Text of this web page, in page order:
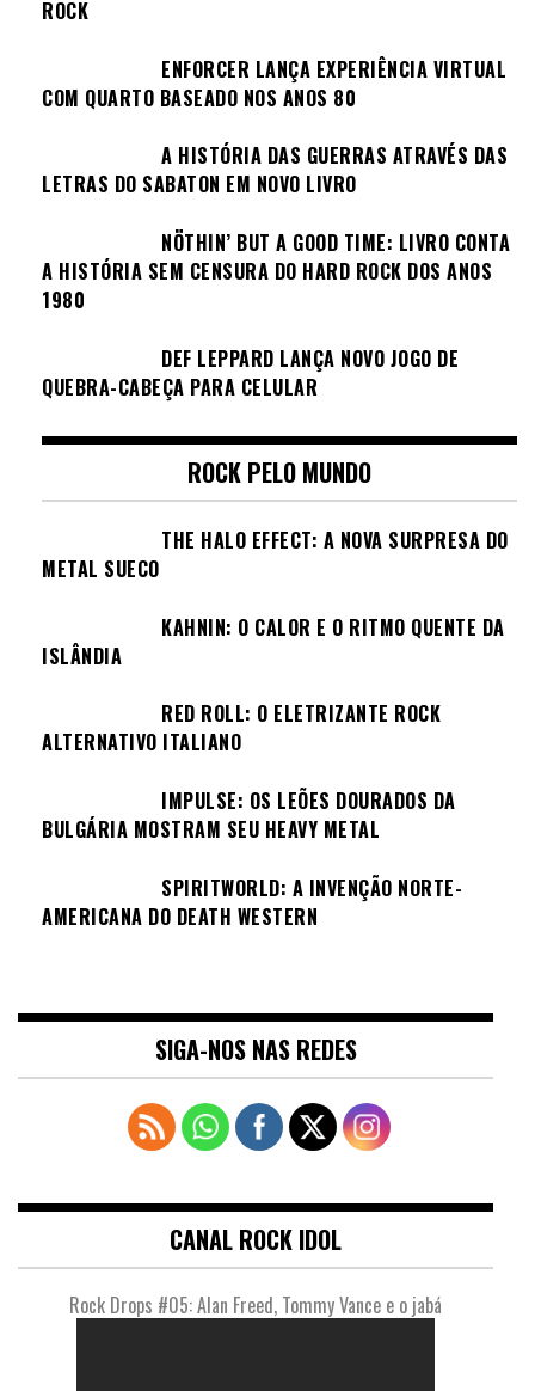
ROCK
ENFORCER LANÇA EXPERIÊNCIA VIRTUAL
COM QUARTO BASEADO NOS ANOS 80
A HISTÓRIA DAS GUERRAS ATRAVÉS DAS
LETRAS DO SABATON EM NOVO LIVRO
NÖTHIN’ BUT A GOOD TIME: LIVRO CONTA
A HISTÓRIA SEM CENSURA DO HARD ROCK DOS ANOS
1980
DEF LEPPARD LANÇA NOVO JOGO DE
QUEBRA-CABEÇA PARA CELULAR
ROCK PELO MUNDO
THE HALO EFFECT: A NOVA SURPRESA DO
METAL SUECO
KAHNIN: O CALOR E O RITMO QUENTE DA
ISLÂNDIA
RED ROLL: O ELETRIZANTE ROCK
ALTERNATIVO ITALIANO
IMPULSE: OS LEÕES DOURADOS DA
BULGÁRIA MOSTRAM SEU HEAVY METAL
SPIRITWORLD: A INVENÇÃO NORTE-
AMERICANA DO DEATH WESTERN
SIGA-NOS NAS REDES
CANAL ROCK IDOL
Rock Drops #05: Alan Freed, Tommy Vance e o jabá